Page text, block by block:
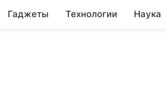
Гаджеты Технологии Наука